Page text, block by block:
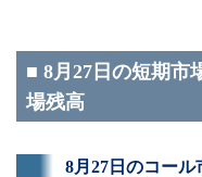
■ 8月27日の短期市
場残高
8月27日のコー